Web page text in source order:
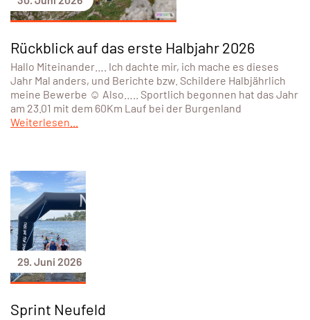
Rückblick auf das erste Halbjahr 2026
Hallo Miteinander…. Ich dachte mir, ich mache es dieses
Jahr Mal anders, und Berichte bzw. Schildere Halbjährlich
meine Bewerbe ☺️ Also….. Sportlich begonnen hat das Jahr
am 23.01 mit dem 60Km Lauf bei der Burgenland
Weiterlesen...
29. Juni 2026
Sprint Neufeld